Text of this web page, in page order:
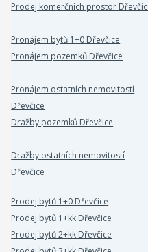
Prodej komerčních prostor
Pronájem bytů 1+0 Dřevčice
Pronájem pozemků Dřevčice
Pronájem ostatních nemovitostí
Dřevčice
Dražby pozemků Dřevčice
Dražby ostatních nemovitostí
Dřevčice
Prodej bytů 1+0 Dřevčice
Prodej bytů 1+kk Dřevčice
Prodej bytů 2+kk Dřevčice